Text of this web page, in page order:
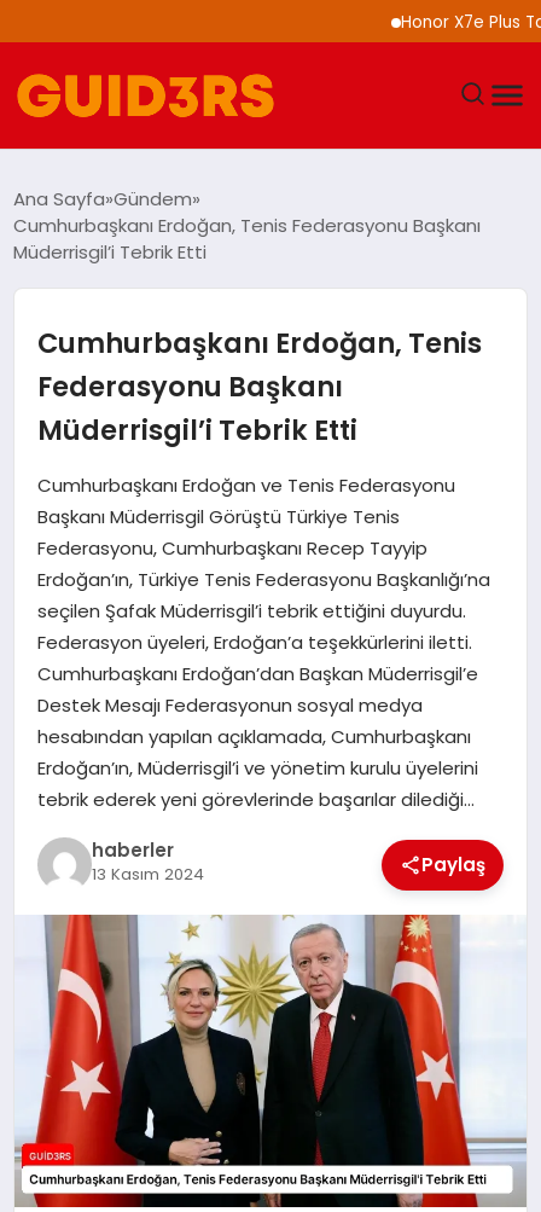
Honor X7e Plus
YAŞAM
SAĞLIK
EKONOMI
MAGAZIN
EĞITIM
Ana Sayfa Gündem
Cumhurbaşkanı Erdoğan, Tenis Federasyonu Başkanı
Müderrisgil’i Tebrik Etti
Cumhurbaşkanı Erdoğan, Tenis
Federasyonu Başkanı
Müderrisgil’i Tebrik Etti
Cumhurbaşkanı Erdoğan ve Tenis Federasyonu
Başkanı Müderrisgil Görüştü Türkiye Tenis
Federasyonu, Cumhurbaşkanı Recep Tayyip
Erdoğan’ın, Türkiye Tenis Federasyonu Başkanlığı’na
seçilen Şafak Müderrisgil’i tebrik ettiğini duyurdu.
Federasyon üyeleri, Erdoğan’a teşekkürlerini iletti.
Cumhurbaşkanı Erdoğan’dan Başkan Müderrisgil’e
Destek Mesajı Federasyonun sosyal medya
hesabından yapılan açıklamada, Cumhurbaşkanı
Erdoğan’ın, Müderrisgil’i ve yönetim kurulu üyelerini
tebrik ederek yeni görevlerinde başarılar dilediği…
haberler
13 Kasım 2024 Paylaş